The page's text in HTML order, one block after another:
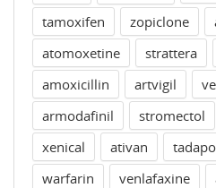
tamoxifen
zopiclone
atomoxetine
strattera
amoxicillin
artvigil
armodafinil
stromectol
xenical
ativan
warfarin
venlafaxine